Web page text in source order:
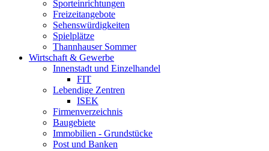
Sporteinrichtungen
Freizeitangebote
Sehenswürdigkeiten
Spielplätze
Thannhauser Sommer
Wirtschaft & Gewerbe
Innenstadt und Einzelhandel
FIT
Lebendige Zentren
ISEK
Firmenverzeichnis
Baugebiete
Immobilien - Grundstücke
Post und Banken